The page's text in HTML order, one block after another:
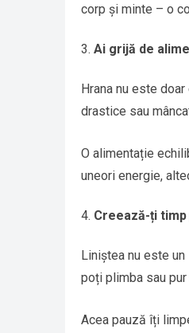
corp și minte – o
Ai grijă de
Hrana nu este
drastice sau
O alimentație
uneori energie,
Creează-ți
Liniștea nu este
poți plimba sau
Acea pauză îți